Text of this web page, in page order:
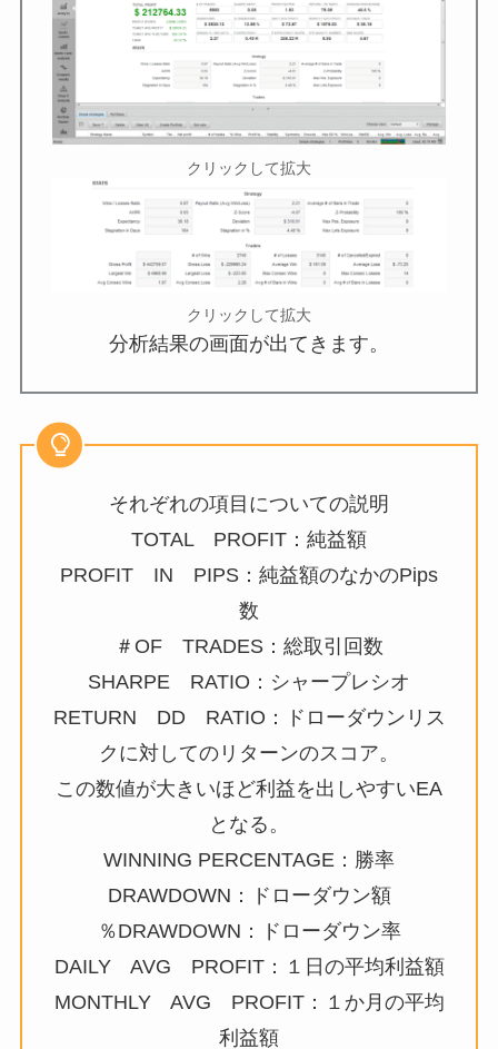
クリックして拡大
クリックして拡大
分析結果の画面が出てきます。
それぞれの項目についての説明
TOTAL PROFIT：純益額
PROFIT IN PIPS：純益額のなかのPips
数
＃OF TRADES：総取引回数
SHARPE RATIO：シャープレシオ
RETURN DD RATIO：ドローダウンリス
クに対してのリターンのスコア。
この数値が大きいほど利益を出しやすいEA
となる。
WINNING PERCENTAGE：勝率
DRAWDOWN：ドローダウン額
％DRAWDOWN：ドローダウン率
DAILY AVG PROFIT：１日の平均利益額
MONTHLY AVG PROFIT：１か月の平均
利益額